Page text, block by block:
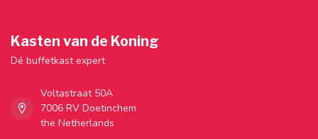
Kasten van de Koning
Dé buffetkast expert
Voltastraat 50A
7006 RV Doetinchem
the Netherlands